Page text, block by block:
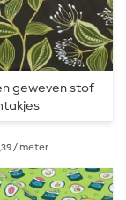
geweven stof -
/ meter